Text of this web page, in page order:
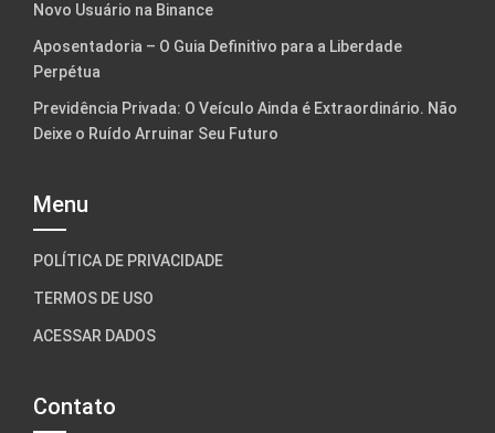
Novo Usuário na Binance
Aposentadoria – O Guia Definitivo para a Liberdade
Perpétua
Previdência Privada: O Veículo Ainda é Extraordinário. Não
Deixe o Ruído Arruinar Seu Futuro
Menu
POLÍTICA DE PRIVACIDADE
TERMOS DE USO
ACESSAR DADOS
Contato